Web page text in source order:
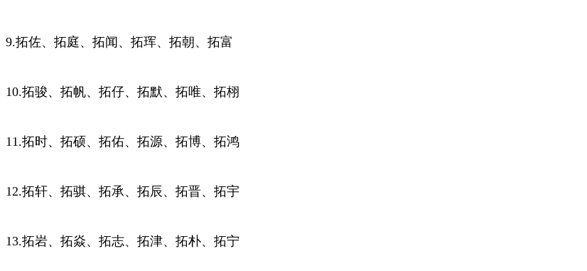
9.拓佐、拓庭、拓闻、拓珲、拓朝、拓富
10.拓骏、拓帆、拓仔、拓默、拓唯、拓栩
11.拓时、拓硕、拓佑、拓源、拓博、拓鸿
12.拓轩、拓骐、拓承、拓辰、拓晋、拓宇
13.拓岩、拓焱、拓志、拓津、拓朴、拓宁